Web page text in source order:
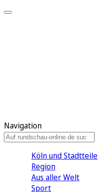
Navigation
Köln und Stadtteile
Region
Aus aller Welt
Sport